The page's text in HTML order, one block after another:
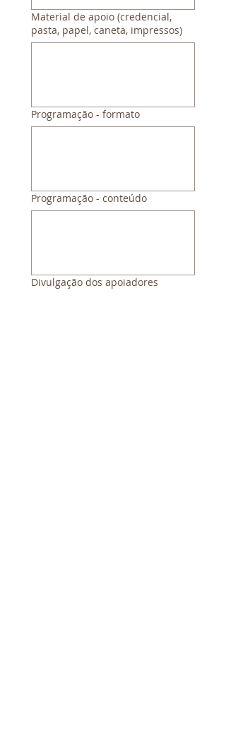
Material de apoio (credencial,
pasta, papel, caneta, impressos)
Programação - formato
Programação - conteúdo
Divulgação dos apoiadores